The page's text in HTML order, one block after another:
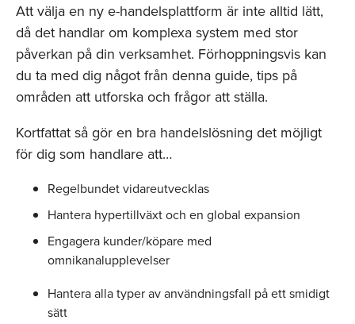
Att välja en ny e-handelsplattform är inte alltid lätt,
då det handlar om komplexa system med stor
påverkan på din verksamhet. Förhoppningsvis kan
du ta med dig något från denna guide, tips på
områden att utforska och frågor att ställa.
Kortfattat så gör en bra handelslösning det möjligt
för dig som handlare att…
Regelbundet vidareutvecklas
Hantera hypertillväxt och en global expansion
Engagera kunder/köpare med
omnikanalupplevelser
Hantera alla typer av användningsfall på ett smidigt
sätt